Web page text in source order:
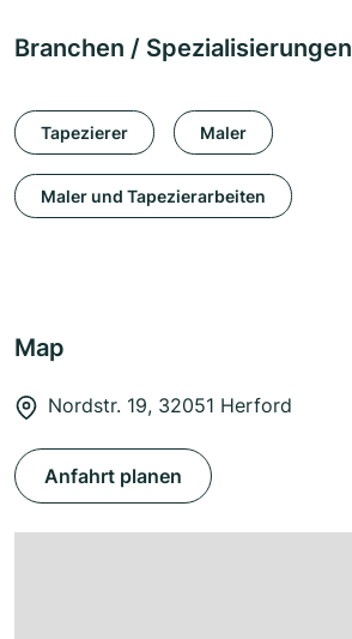
Branchen / Spezialisierungen
Tapezierer Maler
Maler und Tapezierarbeiten
Map
Nordstr. 19, 32051 Herford
Anfahrt planen